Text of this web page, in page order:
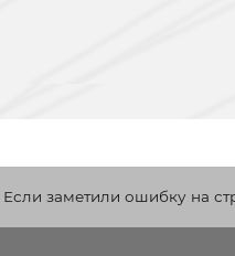
Если заметили ошибку на